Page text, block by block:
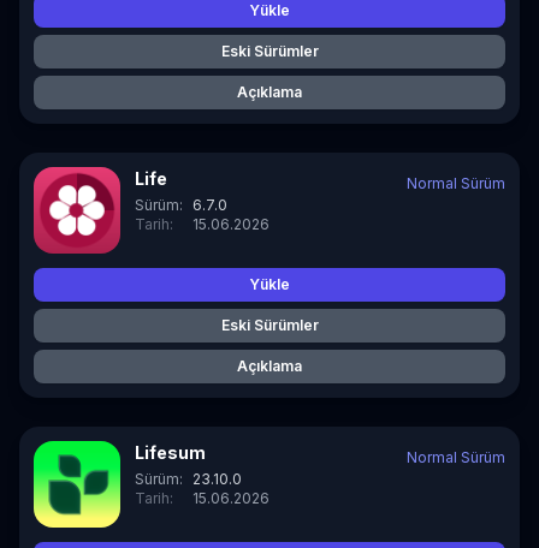
Yükle
Eski Sürümler
Açıklama
Life
Sürüm:
6.7.0
Tarih:
15.06.2026
Normal Sürüm
Yükle
Eski Sürümler
Açıklama
Lifesum
Sürüm:
23.10.0
Tarih:
15.06.2026
Normal Sürüm